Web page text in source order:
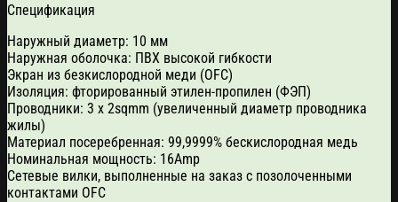
Спецификация
Наружный диаметр: 10 мм
Наружная оболочка: ПВХ высокой гибкости
Экран из безкислородной меди (OFC)
Изоляция: фторированный этилен-пропилен (ФЭП)
Проводники: 3 х 2sqmm (увеличенный диаметр проводника
жилы)
Материал посеребренная: 99,9999% бескислородная медь
Номинальная мощность: 16Amp
Сетевые вилки, выполненные на заказ с позолоченными
контактами OFC